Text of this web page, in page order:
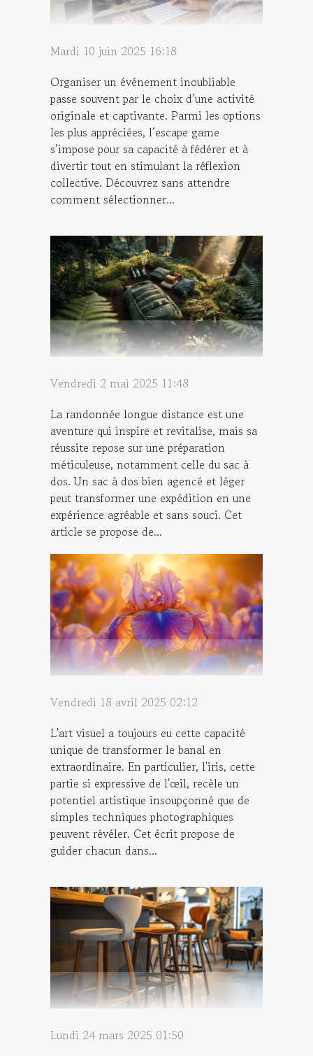
Mardi 10 juin 2025 16:18
Organiser un événement inoubliable
passe souvent par le choix d’une activité
originale et captivante. Parmi les options
les plus appréciées, l’escape game
s’impose pour sa capacité à fédérer et à
divertir tout en stimulant la réflexion
collective. Découvrez sans attendre
comment sélectionner...
Vendredi 2 mai 2025 11:48
La randonnée longue distance est une
aventure qui inspire et revitalise, mais sa
réussite repose sur une préparation
méticuleuse, notamment celle du sac à
dos. Un sac à dos bien agencé et léger
peut transformer une expédition en une
expérience agréable et sans souci. Cet
article se propose de...
Vendredi 18 avril 2025 02:12
L'art visuel a toujours eu cette capacité
unique de transformer le banal en
extraordinaire. En particulier, l'iris, cette
partie si expressive de l'œil, recèle un
potentiel artistique insoupçonné que de
simples techniques photographiques
peuvent révéler. Cet écrit propose de
guider chacun dans...
Lundi 24 mars 2025 01:50